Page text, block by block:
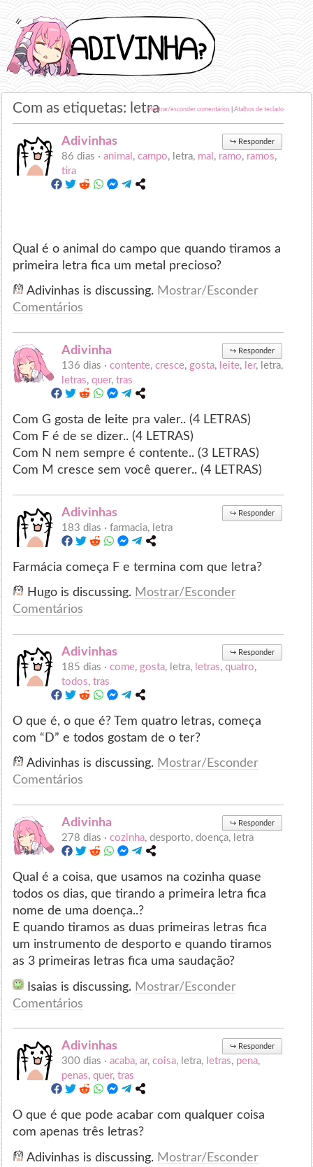
Com as etiquetas: letraMostrar/esconder comentários| Atalhos de teclado
Adivinhas ↪ Responder
86 dias ·animal ,campo, letra, mal , ramo, ramos,
tira
Qual é o animal do campo que quando tiramos a
primeira letra fica um metal precioso?
Adivinhas is discussing. Mostrar/Esconder
Comentários
Adivinha ↪ Responder
136 dias ·contente,cresce, gosta, leite, ler, letra,
letras,quer,tras
Com G gosta de leite pra valer.. (4 LETRAS)
Com F é de se dizer.. (4 LETRAS)
Com N nem sempre é contente.. (3 LETRAS)
Com M cresce sem você querer.. (4 LETRAS)
Adivinhas ↪ Responder
183 dias ·farmacia, letra
Farmácia começa F e termina com que letra?
Hugo is discussing. Mostrar/Esconder
Comentários
Adivinhas ↪ Responder
185 dias ·come, gosta, letra, letras,quatro,
todos,tras
O que é, o que é? Tem quatro letras, começa
com “D” e todos gostam de o ter?
Adivinhas is discussing. Mostrar/Esconder
Comentários
Adivinha ↪ Responder
278 dias ·cozinha, desporto, doença, letra
Qual é a coisa, que usamos na cozinha quase
todos os dias, que tirando a primeira letra fica
nome de uma doença..?
E quando tiramos as duas primeiras letras fica
um instrumento de desporto e quando tiramos
as 3 primeiras letras fica uma saudação?
Isaias is discussing. Mostrar/Esconder
Comentários
Adivinhas ↪ Responder
300 dias ·acaba,ar,coisa, letra, letras, pena,
penas,quer,tras
O que é que pode acabar com qualquer coisa
com apenas três letras?
Adivinhas is discussing. Mostrar/Esconder